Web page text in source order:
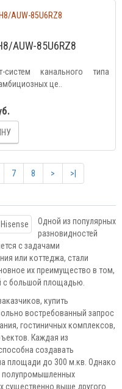
AUW-85U6RZ8
канального типа
це..
7 8 > >|
Одной из популярных
разновидностей
с задачами
или коттеджа, стали
их преимущество в том,
с большой площадью.
купить
востребованный запрос
гостиничных комплексов,
Каждая из
создавать
площади до 300 м.кв. Однако
полупромышленных
существенно выше другого